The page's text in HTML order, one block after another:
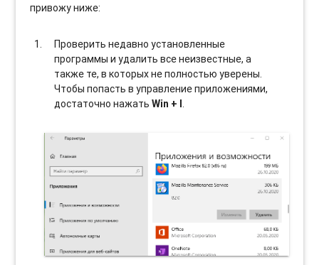
привожу ниже:
Проверить недавно установленные
программы и удалить все неизвестные, а
также те, в которых не полностью уверены.
Чтобы попасть в управление приложениями,
достаточно нажатьWin + I